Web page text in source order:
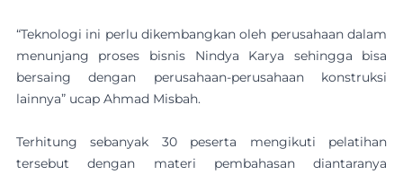
“Teknologi ini perlu dikembangkan oleh perusahaan dalam
menunjang proses bisnis Nindya Karya sehingga bisa
bersaing dengan perusahaan-perusahaan konstruksi
lainnya” ucap Ahmad Misbah.
Terhitung sebanyak 30 peserta mengikuti pelatihan
tersebut dengan materi pembahasan diantaranya